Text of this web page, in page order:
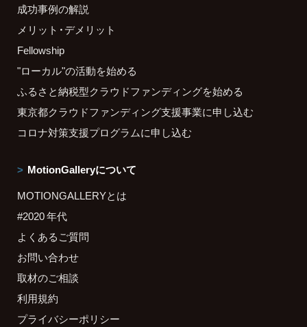
成功事例の解説
メリット・デメリット
Fellowship
"ローカル"の活動を始める
ふるさと納税型クラウドファンディングを始める
東京都クラウドファンディング支援事業に申し込む
コロナ対策支援プログラムに申し込む
MotionGalleryについて
MOTIONGALLERYとは
#2020 年代
よくあるご質問
お問い合わせ
取材のご相談
利用規約
プライバシーポリシー